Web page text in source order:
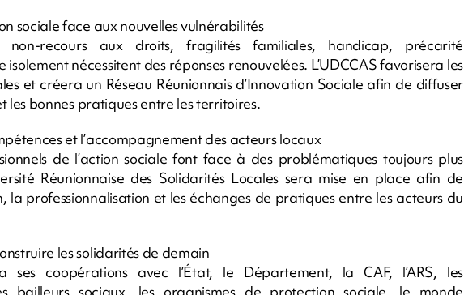
sociale face aux nouvelles vulnérabilités
non-recours aux droits, fragilités familiales, handicap, précarité
nécessitent des réponses renouvelées. L’UDCCAS favorisera les
et créera un Réseau Réunionnais d’Innovation Sociale afin de diffuser
les bonnes pratiques entre les territoires.
et l’accompagnement des acteurs locaux
de l’action sociale font face à des problématiques toujours plus
Réunionnaise des Solidarités Locales sera mise en place afin de
la professionnalisation et les échanges de pratiques entre les acteurs du
les solidarités de demain
ses coopérations avec l’État, le Département, la CAF, l’ARS, les
bailleurs sociaux, les organismes de protection sociale, le monde